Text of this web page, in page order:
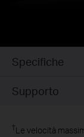
Specifiche
Supporto
†Le velocità